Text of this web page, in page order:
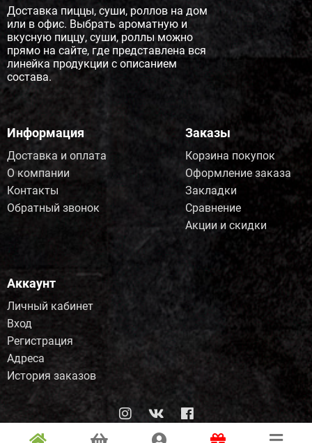
Доставка пиццы, суши, роллов на дом
или в офис. Выбрать ароматную и
вкусную пиццу, суши, роллы можно
прямо на сайте, где представлена вся
линейка продукции с описанием
состава.
Информация
Доставка и оплата
О компании
Контакты
Обратный звонок
Заказы
Корзина покупок
Оформление заказа
Закладки
Сравнение
Акции и скидки
Аккаунт
Личный кабинет
Вход
Регистрация
Адреса
История заказов